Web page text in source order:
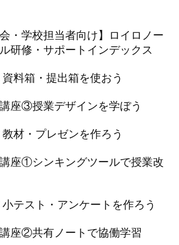
会・学校担当者向け】ロイロノー
研修・サポートインデックス
料箱・提出箱を使おう
座③授業デザインを学ぼう
材・プレゼンを作ろう
座①シンキングツールで授業改
テスト・アンケートを作ろう
座②共有ノートで協働学習